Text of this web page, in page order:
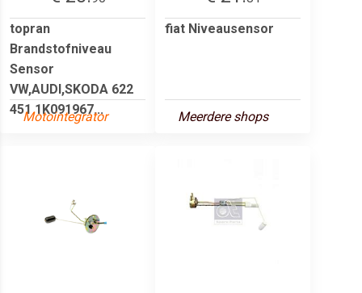
topran
Brandstofniveau
Sensor
VW,AUDI,SKODA 622
451 1K091967...
Motointegrator
fiat Niveausensor
Meerdere shops